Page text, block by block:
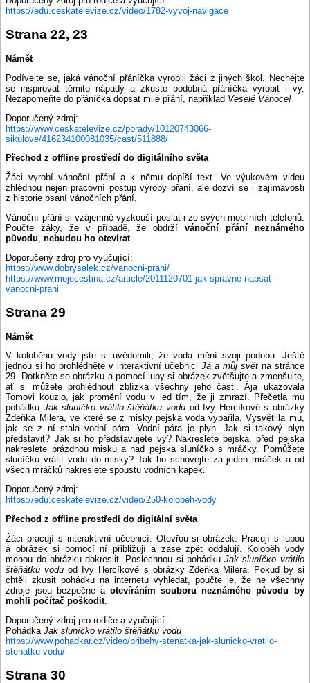
https://edu.ceskatelevize.cz/video/1782-vyvoj-navigace
Strana 22, 23
Námět
Podívejte se, jaká vánoční přáníčka vyrobili žáci z jiných škol. Nechejte
se inspirovat těmito nápady a zkuste podobná přáníčka vyrobit i vy.
Nezapomeňte do přáníčka dopsat milé přání, například Veselé Vánoce!
Doporučený zdroj:
https://www.ceskatelevize.cz/porady/10120743066-
sikulove/416234100081035/cast/511888/
Přechod z offline prostředí do digitálního světa
Žáci vyrobí vánoční přání a k němu dopíší text. Ve výukovém videu
zhlédnou nejen pracovní postup výroby přání, ale dozví se i zajímavosti
z historie psaní vánočních přání.
Vánoční přání si vzájemně vyzkouší poslat i ze svých mobilních telefonů.
Poučte žáky, že v případě, že obdržívánoční přání neznámého
původu,nebudou ho otevírat.
Doporučený zdroj pro vyučující:
https://www.dobrysalek.cz/vanocni-prani/
https://www.mojecestina.cz/article/2011120701-jak-spravne-napsat-
vanocni-prani
Strana 29
Námět
V koloběhu vody jste si uvědomili, že voda mění svoji podobu. Ještě
jednou si ho prohlédněte v interaktivní učebnici Já a můj světna stránce
29. Dotkněte se obrázku a pomocí lupy si obrázek zvětšujte a zmenšujte,
ať si můžete prohlédnout zblízka všechny jeho části. Ája ukazovala
Tomovi kouzlo, jak promění vodu v led tím, že ji zmrazí. Přečetla mu
pohádku Jak sluníčko vrátilo štěňátku vodu od Ivy Hercíkové s obrázky
Zdeňka Milera, ve které se z misky pejska voda vypařila. Vysvětlila mu,
jak se z ní stala vodní pára. Vodní pára je plyn. Jak si takový plyn
představit? Jak si ho představujete vy? Nakreslete pejska, před pejska
nakreslete prázdnou misku a nad pejska sluníčko s mráčky. Pomůžete
sluníčku vrátit vodu do misky? Tak ho schovejte za jeden mráček a od
všech mráčků nakreslete spoustu vodních kapek.
Doporučený zdroj:
https://edu.ceskatelevize.cz/video/250-kolobeh-vody
Přechod z offline prostředí do digitální světa
Žáci pracují s interaktivní učebnicí. Otevřou si obrázek. Pracují s lupou
a obrázek si pomocí ní přibližují a zase zpět oddalují. Koloběh vody
mohou do obrázku dokreslit. Poslechnou si pohádkuJak sluníčko vrátilo
štěňátku vodu od Ivy Hercíkové s obrázky Zdeňka Milera. Pokud by si
chtěli zkusit pohádku na internetu vyhledat, poučte je, že ne všechny
zdroje jsou bezpečné a otevíráním souboru neznámého původu by
mohli počítač poškodit.
Doporučený zdroj pro rodiče a vyučující:
PohádkaJak sluníčko vrátilo štěňátku vodu
https://www.pohadkar.cz/video/pribehy-stenatka-jak-slunicko-vratilo-
stenatku-vodu/
Strana 30